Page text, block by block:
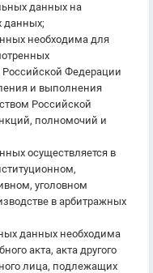
данных на
данных;
необходима для
Федерации
и выполнения
Российской
полномочий и
осуществляется в
уголовном
в арбитражных
данных необходима
акта, акта другого
лица, подлежащих